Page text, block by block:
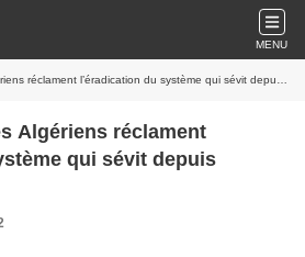
MENU
l’éradication du système qui sévit depuis l’indépendance”
Algériens réclament
qui sévit depuis